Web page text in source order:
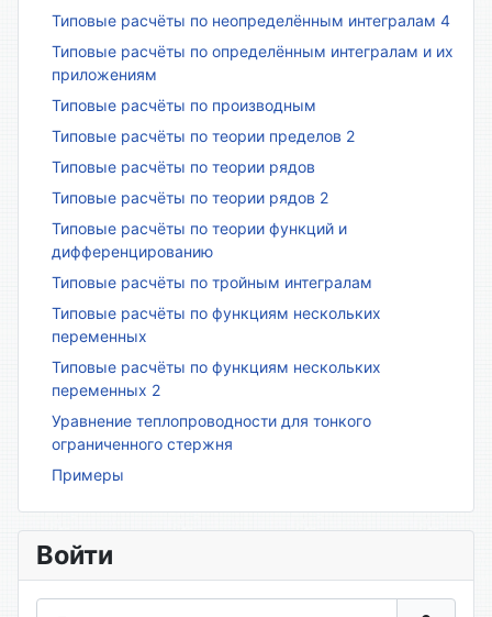
Типовые расчёты по неопределённым интегралам 4
Типовые расчёты по определённым интегралам и их
приложениям
Типовые расчёты по производным
Типовые расчёты по теории пределов 2
Типовые расчёты по теории рядов
Типовые расчёты по теории рядов 2
Типовые расчёты по теории функций и
дифференцированию
Типовые расчёты по тройным интегралам
Типовые расчёты по функциям нескольких
переменных
Типовые расчёты по функциям нескольких
переменных 2
Уравнение теплопроводности для тонкого
ограниченного стержня
Примеры
Войти